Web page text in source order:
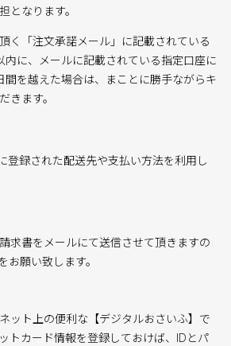
となります。
く「注文承諾メール」に記載されている
内に、メールに記載されている指定口座に
間を越えた場合は、まことに勝手ながらキ
きます。
登録された配送先や支払い方法を利用し
求書をメールにて送信させて頂きますの
お願い致します。
ット上の便利な【デジタルおさいふ】で
トカード情報を登録しておけば、IDとパ